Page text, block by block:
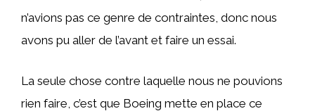
n’avions pas ce genre de contraintes, donc nous
avons pu aller de l’avant et faire un essai.
La seule chose contre laquelle nous ne pouvions
rien faire, c’est que Boeing mette en place ce